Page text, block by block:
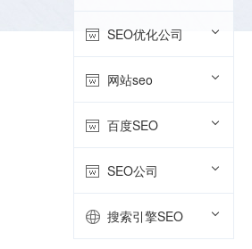
SEO优化公司
网站seo
百度SEO
SEO公司
搜索引擎SEO